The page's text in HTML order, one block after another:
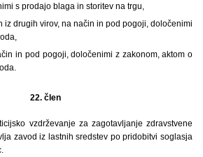
s prodajo blaga in storitev na trgu,
iz drugih virov, na način in pod pogoji, določenimi
in pod pogoji, določenimi z zakonom, aktom o
22. člen
vzdrževanje za zagotavljanje zdravstvene
zavod iz lastnih sredstev po pridobitvi soglasja